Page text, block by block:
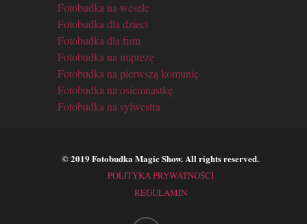
Fotobudka na wesele
Fotobudka dla dzieci
Fotobudka dla firm
Fotobudka na imprezę
Fotobudka na pierwszą komunię
Fotobudka na osiemnastkę
Fotobudka na sylwestra
© 2019 Fotobudka Magic Show. All rights reserved.
POLITYKA PRYWATNOŚCI
REGULAMIN